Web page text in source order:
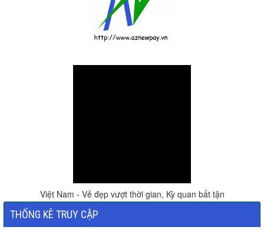
Việt Nam - Vẻ đẹp vượt thời gian, Kỳ quan bất tận
THỐNG KÊ TRUY CẬP